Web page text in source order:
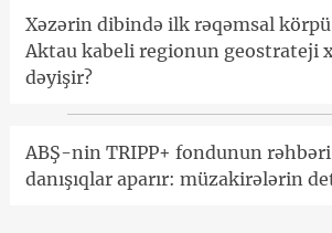
Xəzərin dibində ilk rəqəmsal
Aktau kabeli regionun geostrateji
dəyişir?
ABŞ-nin TRIPP+ fondunun
danışıqlar aparır: müzakirələrin